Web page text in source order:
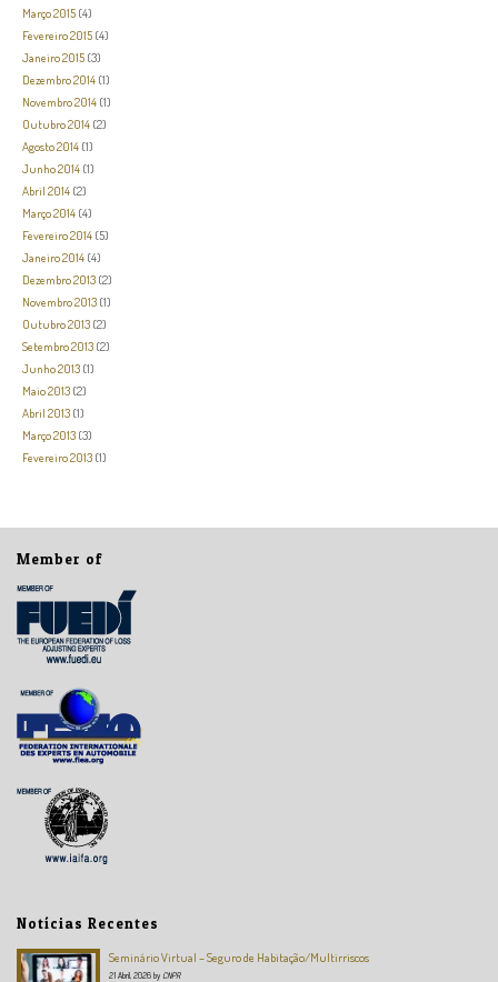
Março 2015 (4)
Fevereiro 2015 (4)
Janeiro 2015 (3)
Dezembro 2014 (1)
Novembro 2014 (1)
Outubro 2014 (2)
Agosto 2014 (1)
Junho 2014 (1)
Abril 2014 (2)
Março 2014 (4)
Fevereiro 2014 (5)
Janeiro 2014 (4)
Dezembro 2013 (2)
Novembro 2013 (1)
Outubro 2013 (2)
Setembro 2013 (2)
Junho 2013 (1)
Maio 2013 (2)
Abril 2013 (1)
Março 2013 (3)
Fevereiro 2013 (1)
Member of
Notícias Recentes
Seminário Virtual – Seguro de Habitação/Multirriscos
21 Abril, 2026 by CNPR